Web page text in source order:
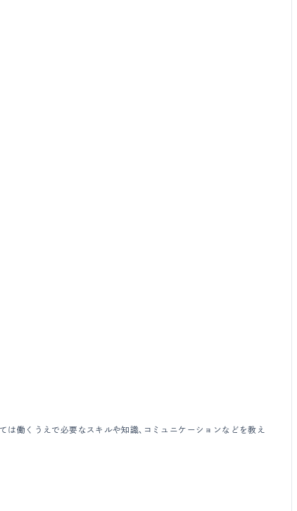
働くうえで必要なスキルや知識、コミュニケーションなどを教え